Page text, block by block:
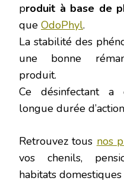
produit à base de
que OdoPhyl.
La stabilité des
une bonne
produit.
Ce désinfectant a
longue durée
Retrouvez tous nos
vos chenils,
habitats domestiques